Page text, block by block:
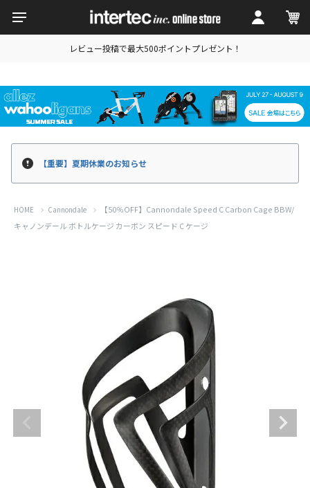
レビュー投稿で最大500ポイントプレゼント！
【重要】夏期休業のお知らせ
HOME Cannondale
【50％OFF】Cannondale Speed C Carbon Cage BBW/
キャノンデール ボトルケージ カーボン スピード C ケージ